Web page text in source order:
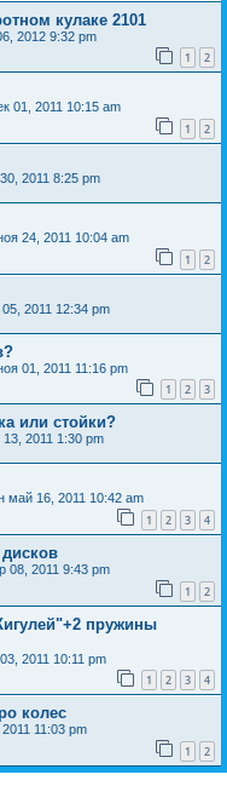
кулаке 2101
2012 9:32 pm
1 2
01, 2011 10:15 am
1 2
2011 8:25 pm
24, 2011 10:04 am
1 2
2011 12:34 pm
01, 2011 11:16 pm
1 2 3
или стойки?
13, 2011 1:30 pm
май 16, 2011 10:42 am
1 2 3 4
08, 2011 9:43 pm
1 2
пружины
2011 10:11 pm
1 2 3 4
колес
11:03 pm
1 2